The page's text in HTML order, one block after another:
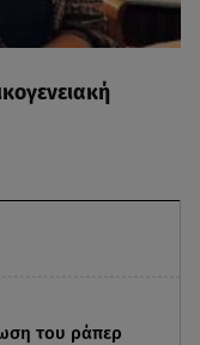
του ράπερ